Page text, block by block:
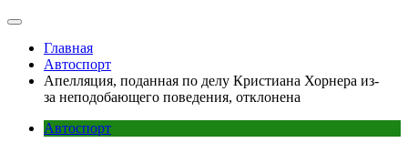
Главная
Автоспорт
Апелляция, поданная по делу Кристиана Хорнера из-
за неподобающего поведения, отклонена
Автоспорт